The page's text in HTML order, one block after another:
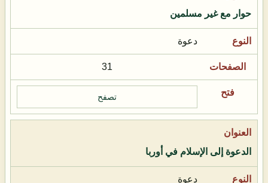
حوار مع غير مسلمين
دعوة
31
تصفح
الدعوة إلى الإسلام في أوربا
دعوة